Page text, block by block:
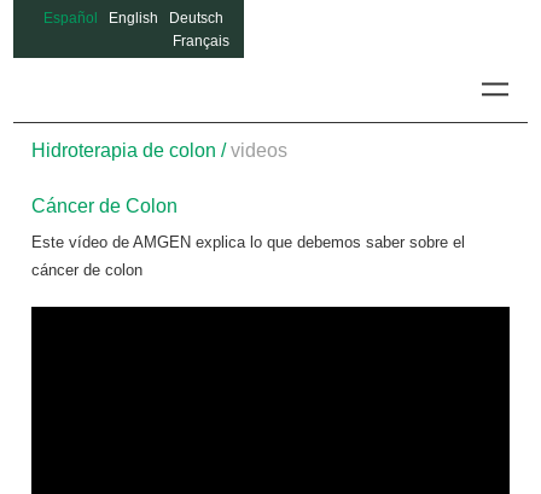
Español English
Deutsch
Français
Hidroterapia de colon / videos
Cáncer de Colon
Este vídeo de AMGEN explica lo que debemos saber sobre el
cáncer de colon